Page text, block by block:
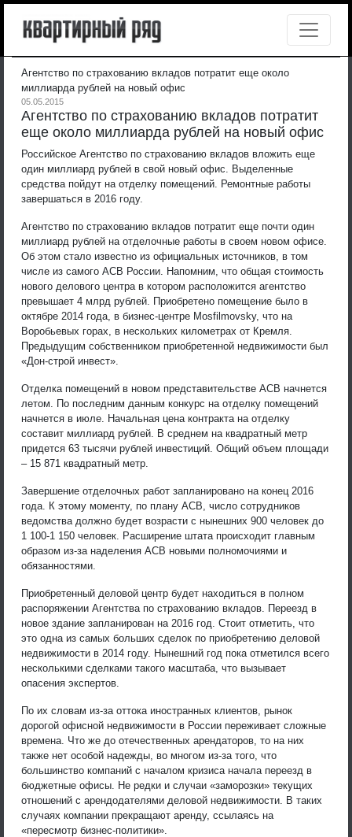
Агентство по страхованию вкладов потратит еще около
миллиарда рублей на новый офис
05.05.2015
Агентство по страхованию вкладов потратит
еще около миллиарда рублей на новый офис
Российское Агентство по страхованию вкладов вложить еще
один миллиард рублей в свой новый офис. Выделенные
средства пойдут на отделку помещений. Ремонтные работы
завершаться в 2016 году.
Агентство по страхованию вкладов потратит еще почти один
миллиард рублей на отделочные работы в своем новом офисе.
Об этом стало известно из официальных источников, в том
числе из самого АСВ России. Напомним, что общая стоимость
нового делового центра в котором расположится агентство
превышает 4 млрд рублей. Приобретено помещение было в
октябре 2014 года, в бизнес-центре Mosfilmovsky, что на
Воробьевых горах, в нескольких километрах от Кремля.
Предыдущим собственником приобретенной недвижимости был
«Дон-строй инвест».
Отделка помещений в новом представительстве АСВ начнется
летом. По последним данным конкурс на отделку помещений
начнется в июле. Начальная цена контракта на отделку
составит миллиард рублей. В среднем на квадратный метр
придется 63 тысячи рублей инвестиций. Общий объем площади
– 15 871 квадратный метр.
Завершение отделочных работ запланировано на конец 2016
года. К этому моменту, по плану АСВ, число сотрудников
ведомства должно будет возрасти с нынешних 900 человек до
1 100-1 150 человек. Расширение штата происходит главным
образом из-за наделения АСВ новыми полномочиями и
обязанностями.
Приобретенный деловой центр будет находиться в полном
распоряжении Агентства по страхованию вкладов. Переезд в
новое здание запланирован на 2016 год. Стоит отметить, что
это одна из самых больших сделок по приобретению деловой
недвижимости в 2014 году. Нынешний год пока отметился всего
несколькими сделками такого масштаба, что вызывает
опасения экспертов.
По их словам из-за оттока иностранных клиентов, рынок
дорогой офисной недвижимости в России переживает сложные
времена. Что же до отечественных арендаторов, то на них
также нет особой надежды, во многом из-за того, что
большинство компаний с началом кризиса начала переезд в
бюджетные офисы. Не редки и случаи «заморозки» текущих
отношений с арендодателями деловой недвижимости. В таких
случаях компании прекращают аренду, ссылаясь на
«пересмотр бизнес-политики».